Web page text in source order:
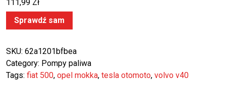
111,99 Zł
Sprawdź sam
SKU: 62a1201bfbea
Category: Pompy paliwa
Tags: fiat 500, opel mokka, tesla otomoto, volvo v40